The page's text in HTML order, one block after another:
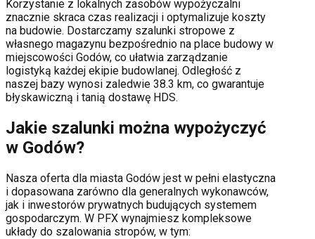
Korzystanie z lokalnych zasobów wypożyczalni
znacznie skraca czas realizacji i optymalizuje koszty
na budowie. Dostarczamy szalunki stropowe z
własnego magazynu bezpośrednio na place budowy w
miejscowości Godów, co ułatwia zarządzanie
logistyką każdej ekipie budowlanej. Odległość z
naszej bazy wynosi zaledwie 38.3 km, co gwarantuje
błyskawiczną i tanią dostawę HDS.
Jakie szalunki można wypożyczyć
w Godów?
Nasza oferta dla miasta Godów jest w pełni elastyczna
i dopasowana zarówno dla generalnych wykonawców,
jak i inwestorów prywatnych budujących systemem
gospodarczym. W PFX wynajmiesz kompleksowe
układy do szalowania stropów, w tym: